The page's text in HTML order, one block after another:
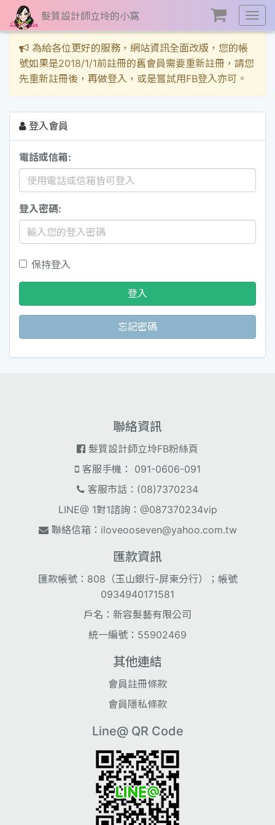
展
開
單
髮質設計師立坽的小窩
為給各位更好的服務，網站資訊全面改版，您的帳
號如果是2018/1/1前註冊的舊會員需要重新註冊，請您
先重新註冊後，再做登入，或是嘗試用FB登入亦可。
登入會員
電話或信箱:
登入密碼:
保持登入
登入
忘記密碼
聯絡資訊
髮質設計師立坽FB粉絲頁
客服手機： 091-0606-091
客服市話：(08)7370234
LINE@ 1對1諮詢：@087370234vip
聯絡信箱： iloveooseven@yahoo.com.tw
匯款資訊
匯款帳號：808（玉山銀行-屏東分行）；帳號
0934940171581
戶名：新容髮藝有限公司
統一編號：55902469
其他連結
會員註冊條款
會員隱私條款
Line@ QR Code